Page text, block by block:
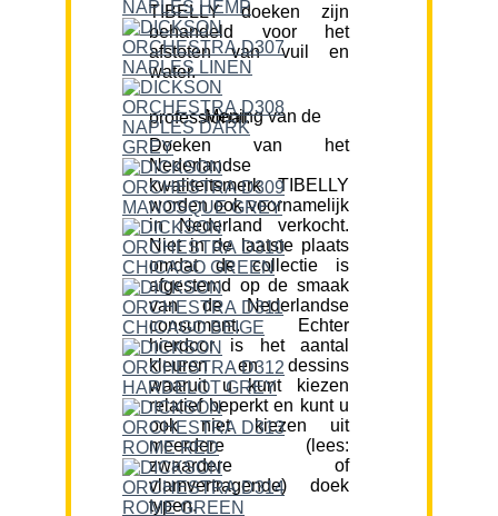
TIBELLY doeken zijn
behandeld voor het
afstoten van vuil en
water.
Mening van de professional:
Doeken van het
Nederlandse
kwaliteitsmerk TIBELLY
worden ook voornamelijk
in Nederland verkocht.
Niet in de laatste plaats
omdat de collectie is
afgestemd op de smaak
van de Nederlandse
consument. Echter
hierdoor is het aantal
kleuren en dessins
waaruit u kunt kiezen
relatief beperkt en kunt u
ook niet kiezen uit
meerdere (lees:
zwaardere of
vlamvertragende) doek
typen.